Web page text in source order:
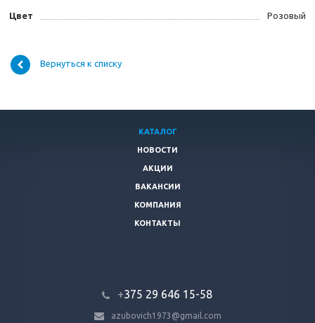
Цвет Розовый
Вернуться к списку
КАТАЛОГ
НОВОСТИ
АКЦИИ
ВАКАНСИИ
КОМПАНИЯ
КОНТАКТЫ
+375 29 646 15-58
azubovich1973@gmail.com